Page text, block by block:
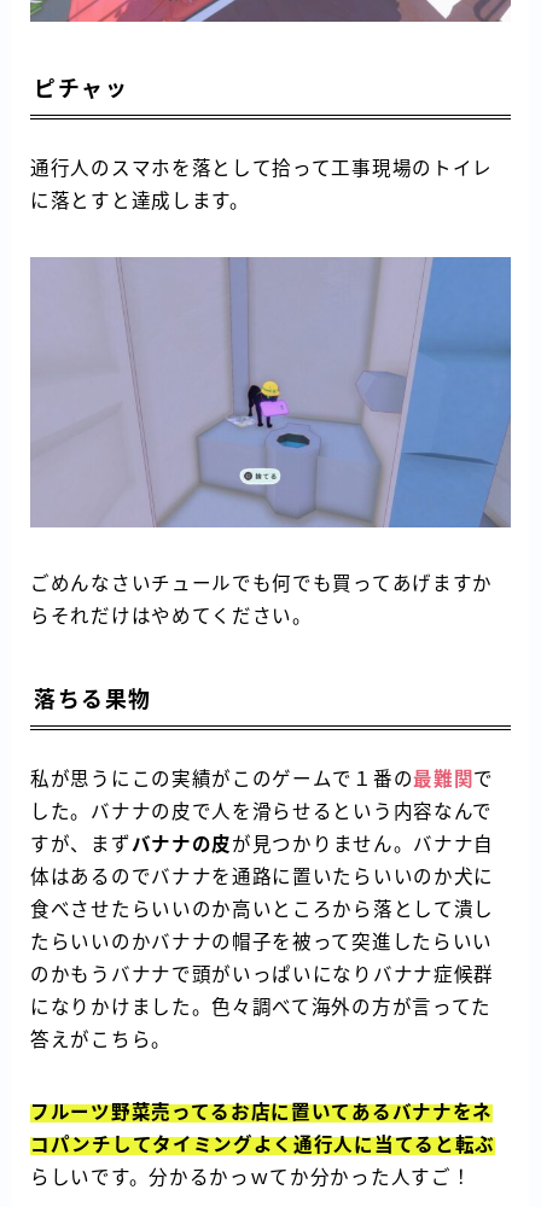
ピチャッ
通行人のスマホを落として拾って工事現場のトイレ
に落とすと達成します。
ごめんなさいチュールでも何でも買ってあげますか
らそれだけはやめてください。
落ちる果物
私が思うにこの実績がこのゲームで１番の最難関 で
した。バナナの皮で人を滑らせるという内容なんで
すが、まずバナナの皮が見つかりません。バナナ自
体はあるのでバナナを通路に置いたらいいのか犬に
食べさせたらいいのか高いところから落として潰し
たらいいのかバナナの帽子を被って突進したらいい
のかもうバナナで頭がいっぱいになりバナナ症候群
になりかけました。色々調べて海外の方が言ってた
答えがこちら。
フルーツ野菜売ってるお店に置いてあるバナナをネ
コパンチしてタイミングよく通行人に当てると転ぶ
らしいです。分かるかっｗてか分かった人すご！